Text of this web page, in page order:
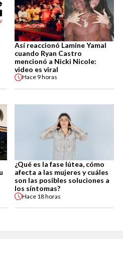
Así reaccionó Lamine Yamal
cuando Ryan Castro
mencionó a Nicki Nicole:
video es viral
Hace 9 horas
¿Qué es la fase lútea, cómo
afecta a las mujeres y cuáles
son las posibles soluciones a
los síntomas?
Hace 18 horas